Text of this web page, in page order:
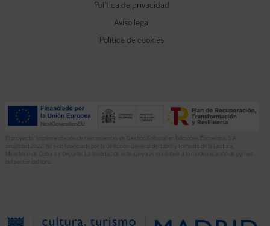
Política de privacidad
Aviso legal
Política de cookies
El proyecto “Implementación de herramientas de Gestión Editorial en Ediciones Encuentro, S.A.
anualidad 2022” ha sido financiado por la Dirección General del Libro y Fomento de la Lectura,
Ministerio de Cultura y Deporte. La finalidad de este apoyo es contribuir a la modernización de pymes
del sector del libro.